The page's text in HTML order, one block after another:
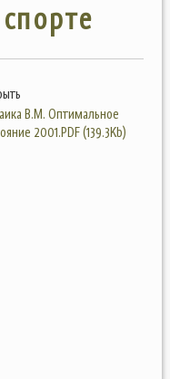
В.М. Оптимальное
2001.PDF (139.3Kb)